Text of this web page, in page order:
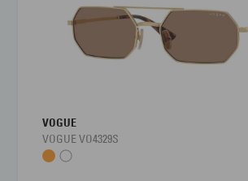
VOGUE
VOGUE VO4329S